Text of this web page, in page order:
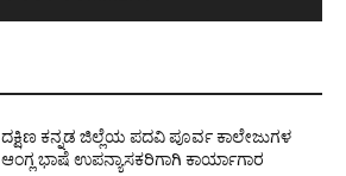
ದಕ್ಷಿಣ ಕನ್ನಡ ಜಿಲ್ಲೆಯ ಪದವಿ ಪೂರ್ವ ಕಾಲೇಜುಗಳ
ಆಂಗ್ಲ ಭಾಷೆ ಉಪನ್ಯಾಸಕರಿಗಾಗಿ ಕಾರ್ಯಾಗಾರ